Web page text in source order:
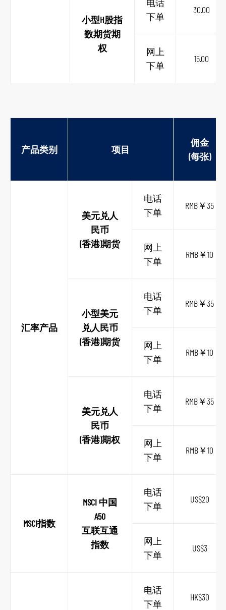
小型H股指
数期货期
权
电话
下单
30.00
网上
下单
15.00
产品类别 项目
佣金
(每张)
汇率产品
美元兑人
民币
(香港)期货
电话
下单
RMB￥35
网上
下单
RMB￥10
小型美元
兑人民币
(香港)期货
电话
下单
RMB￥35
网上
下单
RMB￥10
美元兑人
民币
(香港)期权
电话
下单
RMB￥35
网上
下单
RMB￥10
MSCI指数
MSCI 中国
A50
互联互通
指数
电话
下单
US$20
网上
下单
US$3
电话
下单
HK$30